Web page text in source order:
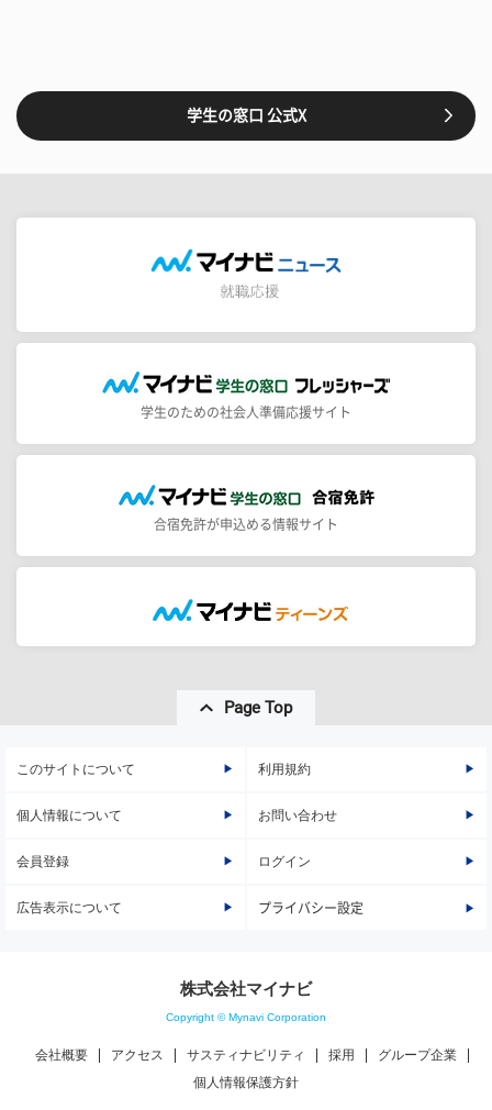
学生の窓口 公式X
学生のための社会人準備応援サイト
合宿免許が申込める情報サイト
Page Top
このサイトについて 利用規約
個人情報について お問い合わせ
会員登録 ログイン
広告表示について プライバシー設定
株式会社マイナビ
Copyright © Mynavi Corporation
会社概要 アクセス サスティナビリティ 採用
グループ企業
個人情報保護方針